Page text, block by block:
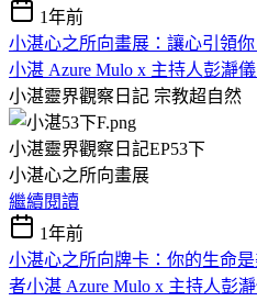
1年前
小湛心之所向畫展：讓心引領
小湛 Azure Mulo x 主持人彭瀞
小湛靈界觀察日記 宗教超自然
小湛靈界觀察日記EP53下
小湛心之所向畫展
繼續閱讀
1年前
小湛心之所向牌卡：你的生命
者小湛 Azure Mulo x 主持人彭